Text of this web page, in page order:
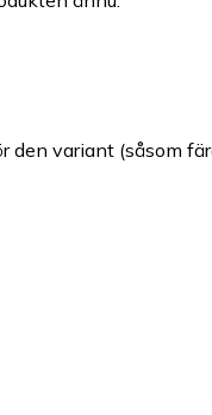
den variant (såsom